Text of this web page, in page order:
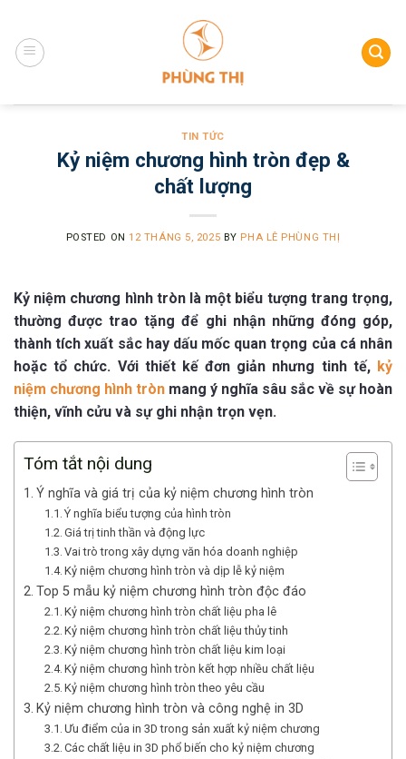
content
TIN TỨC
Kỷ niệm chương hình tròn đẹp &
chất lượng
POSTED ON 12 THÁNG 5, 2025 BY PHA LÊ PHÙNG THỊ
Kỷ niệm chương hình tròn là một biểu tượng trang trọng,
thường được trao tặng để ghi nhận những đóng góp,
thành tích xuất sắc hay dấu mốc quan trọng của cá nhân
hoặc tổ chức. Với thiết kế đơn giản nhưng tinh tế, kỷ
niệm chương hình tròn mang ý nghĩa sâu sắc về sự hoàn
thiện, vĩnh cửu và sự ghi nhận trọn vẹn.
Tóm tắt nội dung
Ý nghĩa và giá trị của kỷ niệm chương hình tròn
Ý nghĩa biểu tượng của hình tròn
Giá trị tinh thần và động lực
Vai trò trong xây dựng văn hóa doanh nghiệp
Kỷ niệm chương hình tròn và dịp lễ kỷ niệm
Top 5 mẫu kỷ niệm chương hình tròn độc đáo
Kỷ niệm chương hình tròn chất liệu pha lê
Kỷ niệm chương hình tròn chất liệu thủy tinh
Kỷ niệm chương hình tròn chất liệu kim loại
Kỷ niệm chương hình tròn kết hợp nhiều chất liệu
Kỷ niệm chương hình tròn theo yêu cầu
Kỷ niệm chương hình tròn và công nghệ in 3D
Ưu điểm của in 3D trong sản xuất kỷ niệm chương
Các chất liệu in 3D phổ biến cho kỷ niệm chương